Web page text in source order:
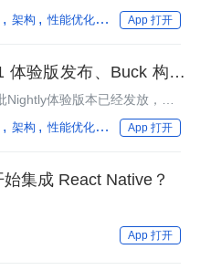
200元补贴，选择购买Galaxy
本期周报为大家带来了性能优
架构 性能优化 编程语言 框架
App 打开
体验版发布、Buck 构建
体验版本已经发放，谷
览版，这也将是安卓7.1最后
Kotlin、Buck构建程序、
架构 性能优化 编程语言 框架
App 打开
集成 React Native？
App 打开